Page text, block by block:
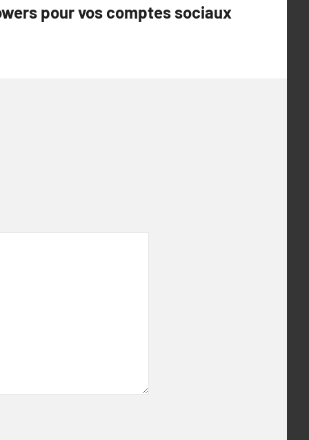
pour vos comptes sociaux